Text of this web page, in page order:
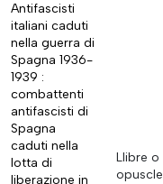
Antifascisti
italiani caduti
nella guerra di
Spagna 1936-
1939 :
combattenti
antifascisti di
Spagna
caduti nella
lotta di
liberazione in
Llibre o
opuscle